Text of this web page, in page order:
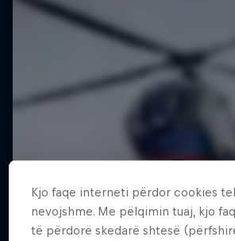
Kjo faqe interneti përdor cookies
nevojshme. Me pëlqimin tuaj, kjo
të përdorë skedarë shtesë